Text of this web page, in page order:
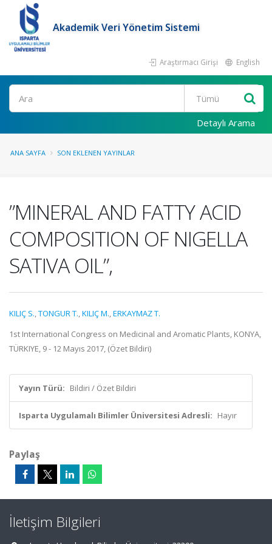
Akademik Veri Yönetim Sistemi
Araştırmacı Girişi English
Ara
Detaylı Arama
ANA SAYFA SON EKLENEN YAYINLAR
”MINERAL AND FATTY ACID
COMPOSITION OF NIGELLA
SATIVA OIL”,
KILIÇ S.,TONGUR T.,KILIÇ M.,ERKAYMAZ T.
1st International Congress on Medicinal and Aromatic Plants, KONYA,
TÜRKIYE, 9 - 12 Mayıs 2017, (Özet Bildiri)
Yayın Türü: Bildiri / Özet Bildiri
Isparta Uygulamalı Bilimler Üniversitesi Adresli: Hayır
Paylaş
İletişim Bilgileri